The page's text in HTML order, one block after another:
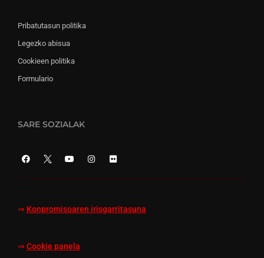
Pribatutasun politika
Legezko abisua
Cookieen politika
Formulario
SARE SOZIALAK
⇒ Konpromisoaren irisgarritasuna
⇒ Cookie panela